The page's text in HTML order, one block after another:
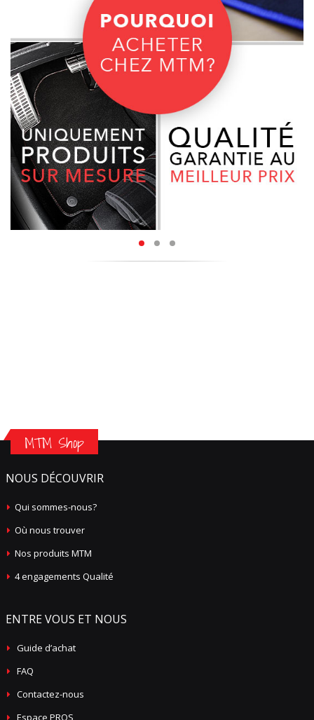
MTM Shop
NOUS DÉCOUVRIR
Qui sommes-nous?
Où nous trouver
Nos produits MTM
4 engagements Qualité
ENTRE VOUS ET NOUS
Guide d’achat
FAQ
Contactez-nous
Espace PROS